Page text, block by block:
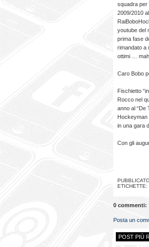
squadra per
2009/2010
youtube del
prima fase
rimandato a
ottimi …
Caro Bobo
Fischietto
Rocco nel
anno al “De
Hockeyman
in una gara
Con gli
ETICHETTE:
0 commenti:
Posta un
POST PIÙ